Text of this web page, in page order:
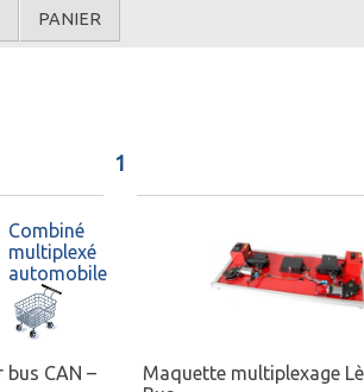
PANIER
1
Combiné
multiplexé
automobile
CAN –
Maquette multiplexage